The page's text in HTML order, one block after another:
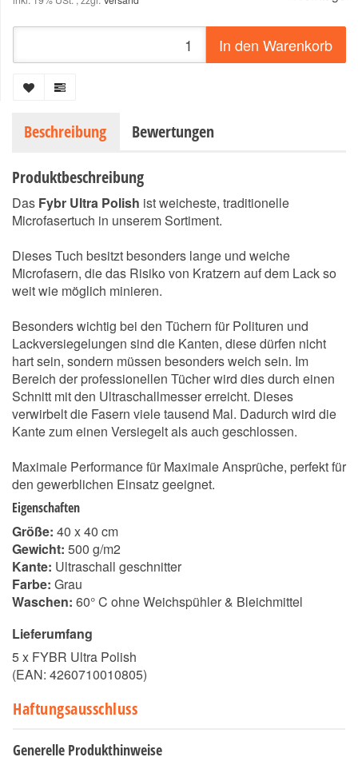
In den Warenkorb
Beschreibung Bewertungen
Produktbeschreibung
Das Fybr Ultra Polish ist weicheste, traditionelle
Microfasertuch in unserem Sortiment.
Dieses Tuch besitzt besonders lange und weiche
Microfasern, die das Risiko von Kratzern auf dem Lack so
weit wie möglich minieren.
Besonders wichtig bei den Tüchern für Polituren und
Lackversiegelungen sind die Kanten, diese dürfen nicht
hart sein, sondern müssen besonders weich sein. Im
Bereich der professionellen Tücher wird dies durch einen
Schnitt mit den Ultraschallmesser erreicht. Dieses
verwirbelt die Fasern viele tausend Mal. Dadurch wird die
Kante zum einen Versiegelt als auch geschlossen.
Maximale Performance für Maximale Ansprüche, perfekt für
den gewerblichen Einsatz geeignet.
Eigenschaften
Größe: 40 x 40 cm
Gewicht: 500 g/m2
Kante: Ultraschall geschnitter
Farbe: Grau
Waschen: 60° C ohne Weichspühler & Bleichmittel
Lieferumfang
5 x FYBR Ultra Polish
(EAN: 4260710010805)
Haftungsausschluss
Generelle Produkthinweise